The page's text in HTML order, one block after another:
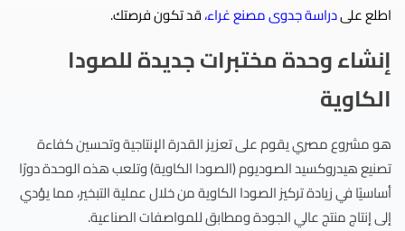
اطلع علىدراسة جدوى مصنع غراء،قد تكون فرصتك.
إنشاء وحدة مختبرات جديدة للصودا
الكاوية
هو مشروع مصري يقوم على تعزيز القدرة الإنتاجية وتحسين كفاءة
تصنيع هيدروكسيد الصوديوم (الصودا الكاوية) وتلعب هذه الوحدة دورًا
أساسيًا في زيادة تركيز الصودا الكاوية من خلال عملية التبخير، مما يؤدي
إلى إنتاج منتج عالي الجودة ومطابق للمواصفات الصناعية.